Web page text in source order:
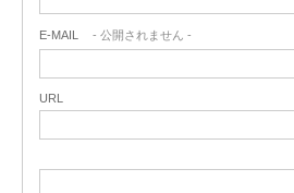
E-MAIL - 公開されません -
URL